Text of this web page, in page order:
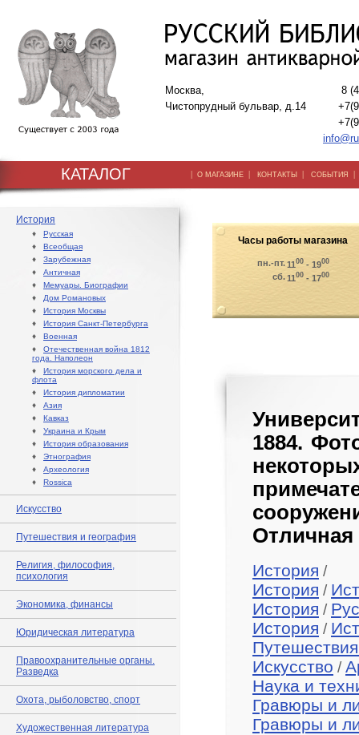
Москва,
Чистопрудный бульвар, д.14
8
КАТАЛОГ | О МАГАЗИНЕ | КОНТАКТЫ | СОБЫТИЯ
История
♦ Русская
♦ Всеобщая
♦ Зарубежная
♦ Античная
♦ Мемуары. Биографии
♦ Дом Романовых
♦ История Москвы
♦ История Санкт-Петербурга
♦ Военная
♦ Отечественная война 1812
года. Наполеон
♦ История морского дела и
флота
♦ История дипломатии
♦ Азия
♦ Кавказ
♦ Украина и Крым
♦ История образования
♦ Этнография
♦ Археология
♦ Rossica
Искусство
Путешествия и география
Религия, философия,
психология
Экономика, финансы
Юридическая литература
Правоохранительные органы.
Разведка
Охота, рыболовство, спорт
Художественная литература
Часы работы магазина
пн.-пт.1100 - 1900
сб.1100 - 1700
1884.
Отличная
История /
История /
История /
История /
Искусство /
Наука и
Гравюры и
Гравюры и